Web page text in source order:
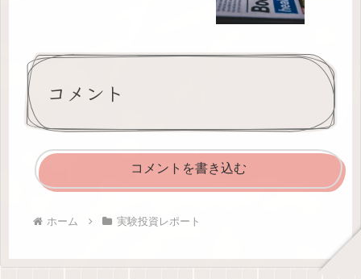
コメント
コメントを書き込む
ホーム 実験投資レポート